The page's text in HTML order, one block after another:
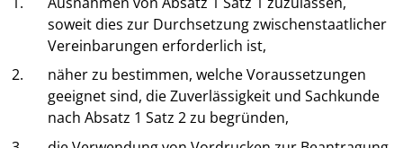
soweit dies zur Durchsetzung zwischenstaatlicher
Vereinbarungen erforderlich ist,
2.
näher zu bestimmen, welche Voraussetzungen
geeignet sind, die Zuverlässigkeit und Sachkunde
nach Absatz 1 Satz 2 zu begründen,